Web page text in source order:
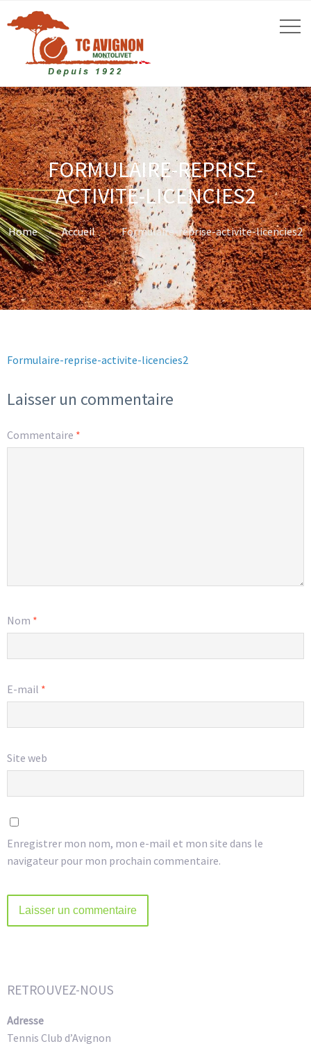
FORMULAIRE-REPRISE-
ACTIVITE-LICENCIES2
Home Accueil Formulaire-reprise-activite-licencies2
Formulaire-reprise-activite-licencies2
Laisser un commentaire
Commentaire *
Nom *
E-mail *
Site web
Enregistrer mon nom, mon e-mail et mon site dans le
navigateur pour mon prochain commentaire.
RETROUVEZ-NOUS
Adresse
Tennis Club d’Avignon